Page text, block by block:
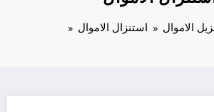
الاموال استنزال الاموال